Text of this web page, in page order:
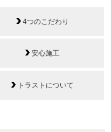
4つのこだわり
安心施工
トラストについて